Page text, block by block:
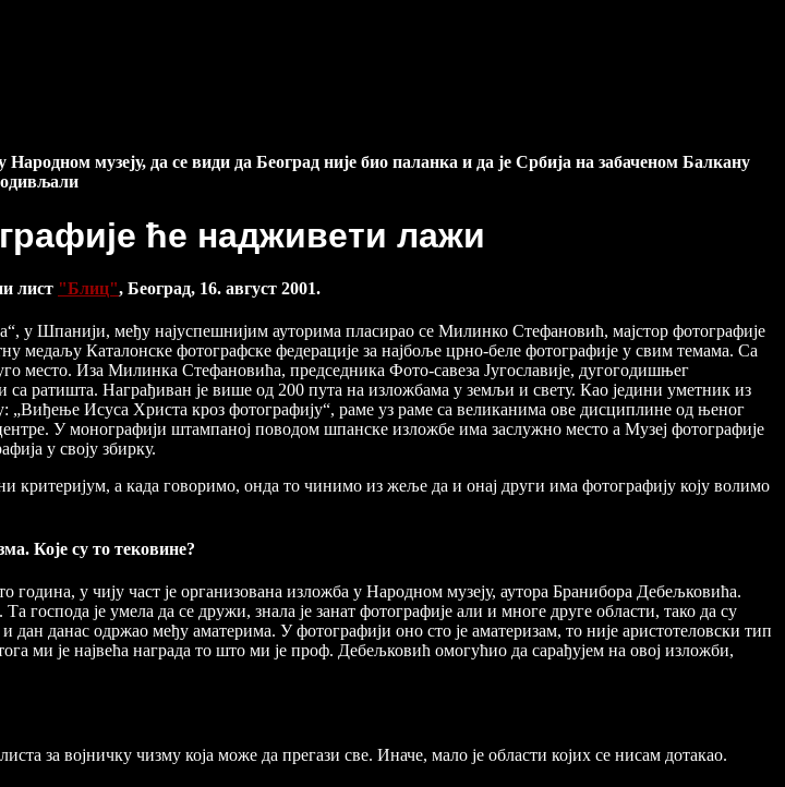
музеју, да се види да Београд није био паланка и да је Србија на забаченом Балкану
ће надживети лажи
лист "Блиц", Београд, 16. август 2001.
у Шпанији, међу најуспешнијим ауторима пласирао се Милинко Стефановић, мајстор фотографије
медаљу Каталонске фотографске федерације за најбоље црно-беле фотографије у свим темама. Са
место. Иза Милинка Стефановића, председника Фото-савеза Југославије, дугогодишњег
са ратишта. Награђиван је више од 200 пута на изложбама у земљи и свету. Као једини уметник из
„Виђење Исуса Христа кроз фотографију“, раме уз раме са великанима ове дисциплине од њеног
У монографији штампаној поводом шпанске изложбе има заслужно место а Музеј фотографије
у своју збирку.
критеријум, а када говоримо, онда то чинимо из жеље да и онај други има фотографију коју волимо
Које су то тековине?
у чију част је организована изложба у Народном музеју, аутора Бранибора Дебељковића.
господа је умела да се дружи, знала је занат фотографије али и многе друге области, тако да су
данас одржао међу аматерима. У фотографији оно сто је аматеризам, то није аристотеловски тип
ми је највећа награда то што ми је проф. Дебељковић омогућио да сарађујем на овој изложби,
за војничку чизму која може да прегази све. Иначе, мало је области којих се нисам дотакао.